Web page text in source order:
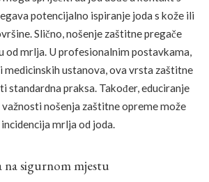
potencijalno ispiranje joda s kože ili
Slično, nošenje zaštitne pregače
od mrlja. U profesionalnim postavkama,
ustanova, ova vrsta zaštitne
standardna praksa. Također, educiranje
nošenja zaštitne opreme može
mrlja od joda.
na sigurnom mjestu